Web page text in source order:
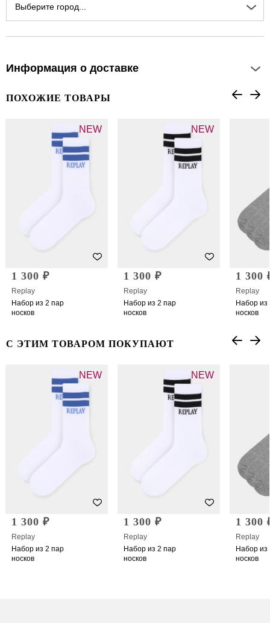
Выберите город...
Информация о доставке
ПОХОЖИЕ ТОВАРЫ
NEW
1 300 ₽
Replay
Набор из 2 пар
носков
NEW
1 300 ₽
Replay
Набор из 2 пар
носков
1 300
Replay
Набор из
носков
С ЭТИМ ТОВАРОМ ПОКУПАЮТ
NEW
1 300 ₽
Replay
Набор из 2 пар
носков
NEW
1 300 ₽
Replay
Набор из 2 пар
носков
1 300
Replay
Набор из
носков